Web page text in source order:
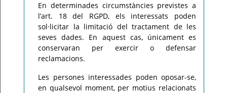
En determinades circumstàncies previstes a
l’art. 18 del RGPD, els interessats poden
sol·licitar la limitació del tractament de les
seves dades. En aquest cas, únicament es
conservaran per exercir o defensar
reclamacions.
Les persones interessades poden oposar-se,
en qualsevol moment, per motius relacionats